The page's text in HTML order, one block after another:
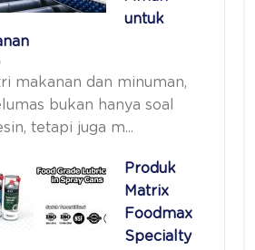
untuk
makanan dan minuman,
bukan hanya soal
tetapi juga m...
Produk
Matrix
Foodmax
Specialty